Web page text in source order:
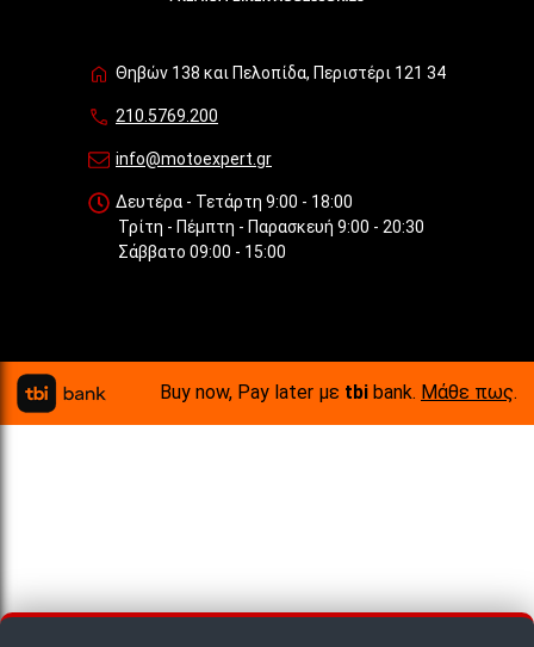
Θηβών 138 και Πελοπίδα, Περιστέρι 121 34
210.5769.200
info@motoexpert.gr
Δευτέρα - Τετάρτη 9:00 - 18:00
Τρίτη - Πέμπτη - Παρασκευή 9:00 - 20:30
Σάββατο 09:00 - 15:00
Buy now, Pay later με tbi bank. Μάθε πως.